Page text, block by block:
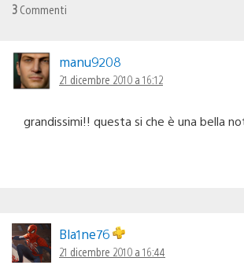
3 Commenti
manu9208
21 dicembre 2010 a 16:12
grandissimi!! questa si che è una bella
Bla1ne76
21 dicembre 2010 a 16:44